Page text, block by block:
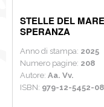
STELLE DEL
SPERANZA
Anno di stampa: 2025
Numero pagine: 208
Autore:Aa. Vv.
ISBN: 979-12-5452-